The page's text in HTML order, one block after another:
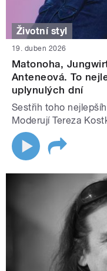
Životní styl
19. duben 2026
Matonoha,
Anteneová. To
uplynulých dní
Sestřih toho
Moderují Tereza